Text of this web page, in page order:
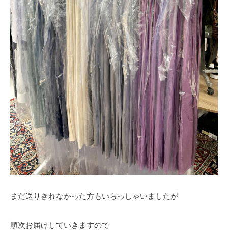
まだ送りきれなかった方もいらっしゃいましたが
順次お届けしていきますので